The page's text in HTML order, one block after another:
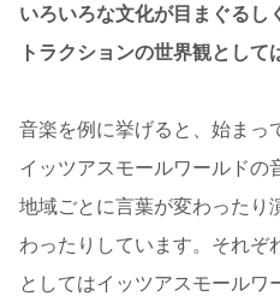
いろいろな文化が目まぐるし
トラクションの世界観として
音楽を例に挙げると、始まっ
イッツアスモールワールドの
地域ごとに言葉が変わったり
わったりしています。それぞ
としてはイッツアスモールワ